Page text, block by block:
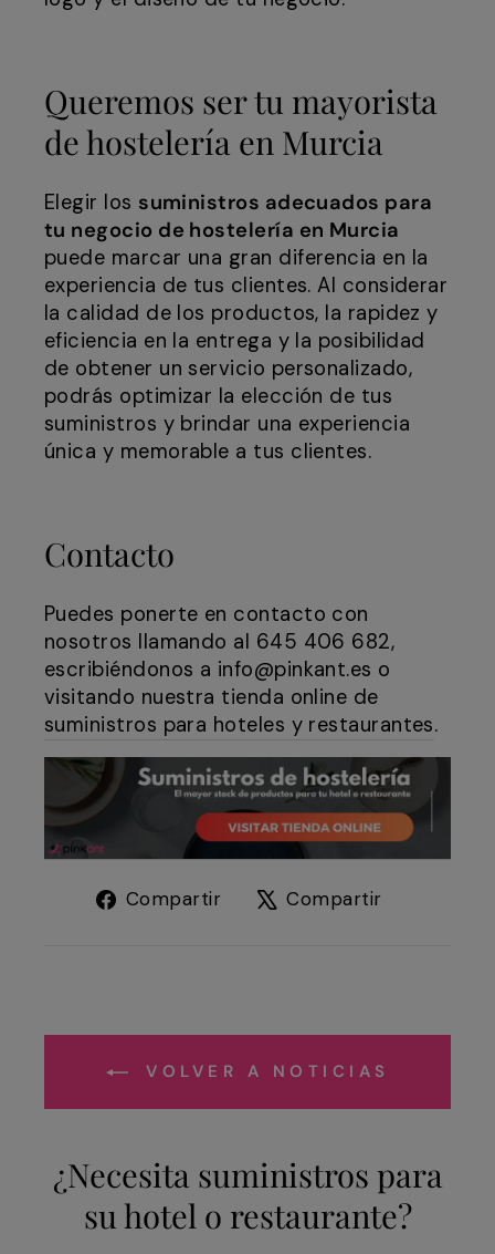
Queremos ser tu mayorista
de hostelería en Murcia
Elegir los suministros adecuados para
tu negocio de hostelería en Murcia
puede marcar una gran diferencia en la
experiencia de tus clientes. Al considerar
la calidad de los productos, la rapidez y
eficiencia en la entrega y la posibilidad
de obtener un servicio personalizado,
podrás optimizar la elección de tus
suministros y brindar una experiencia
única y memorable a tus clientes.
Contacto
Puedes ponerte en contacto con
nosotros llamando al 645 406 682,
escribiéndonos a info@pinkant.es o
visitando nuestra tienda online de
suministros para hoteles y restaurantes.
Compartir
Compartir
Compartir
VOLVER A NOTICIAS
¿Necesita suministros para
su hotel o restaurante?